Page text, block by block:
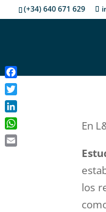
(+34) 640 671 629
En
los
Facebook
Twitter
LinkedIn
WhatsApp